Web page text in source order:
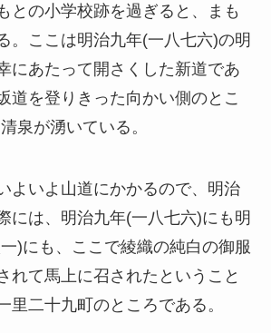
の小学校跡を過ぎると、まも
。ここは明治九年(一八七六)の明
にあたって開さくした新道であ
道を登りきった向かい側のとこ
泉が湧いている。
よいよ山道にかかるので、明治
には、明治九年(一八七六)にも明
)にも、ここで綾織の純白の御服
れて馬上に召されたということ
里二十九町のところである。